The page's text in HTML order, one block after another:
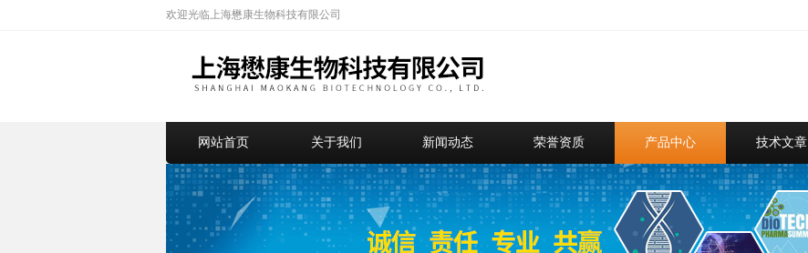
欢迎光临上海懋康生物科技有限公司
网站首页 关于我们 新闻动态 荣誉资质 产品中心 技术文章